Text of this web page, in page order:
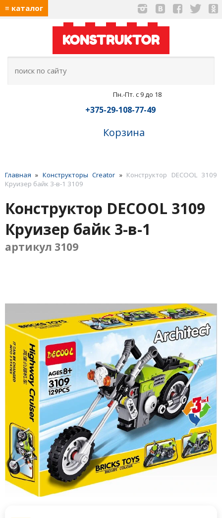
≡ каталог
KONSTRUKTOR
Пн.-Пт. с 9 до 18
+375-29-108-77-49
Корзина
Главная » Конструкторы Creator » Конструктор DECOOL 3109
Круизер байк 3-в-1 3109
Конструктор DECOOL 3109
Круизер байк 3-в-1
артикул 3109